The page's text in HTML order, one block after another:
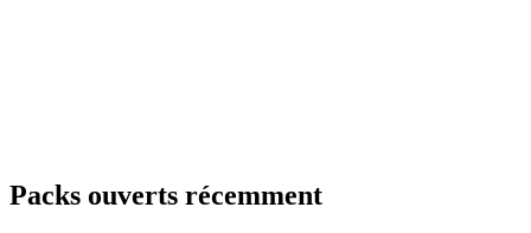
Packs ouverts récemment